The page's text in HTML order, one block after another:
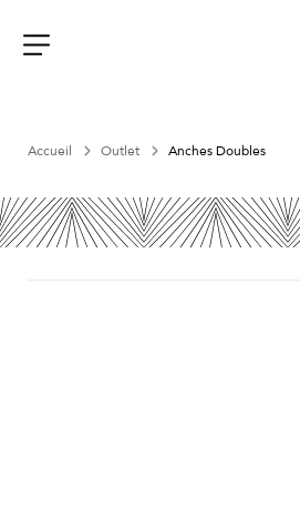
contenu
Accueil Outlet Anches Doubles